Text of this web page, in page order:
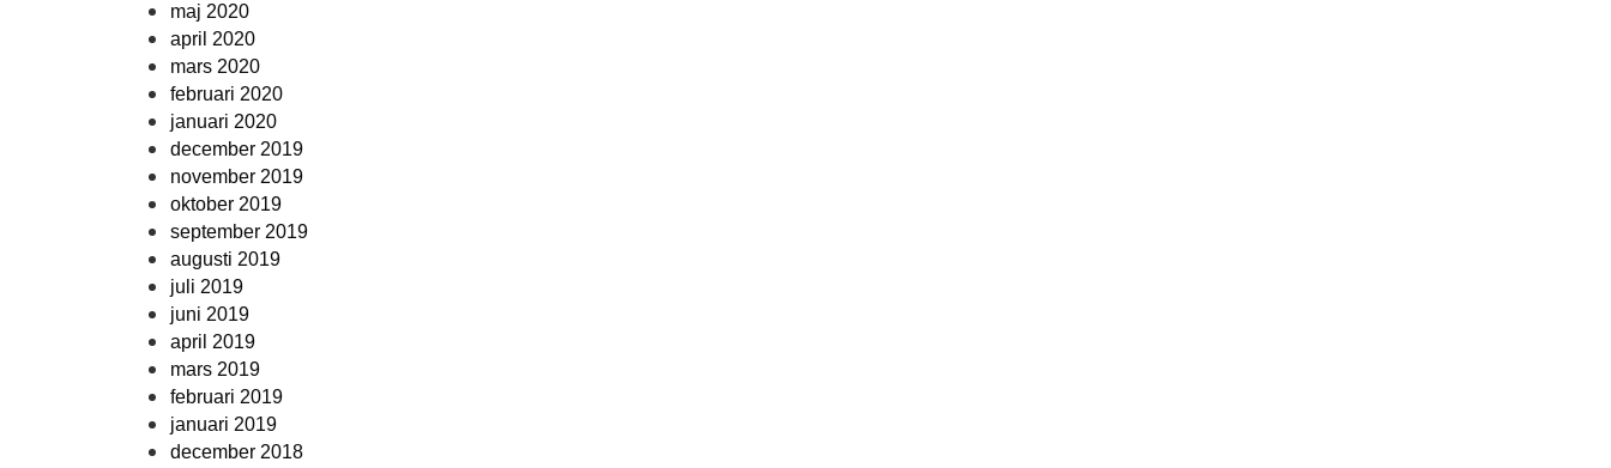
maj 2020
april 2020
mars 2020
februari 2020
januari 2020
december 2019
november 2019
oktober 2019
september 2019
augusti 2019
juli 2019
juni 2019
april 2019
mars 2019
februari 2019
januari 2019
december 2018